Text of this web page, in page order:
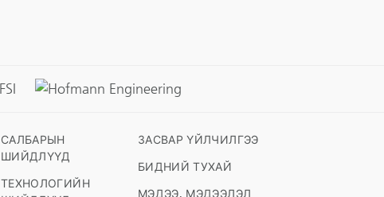
САЛБАРЫН
ШИЙДЛҮҮД
ТЕХНОЛОГИЙН
ЗАСВАР ҮЙЛЧИЛГЭЭ
БИДНИЙ ТУХАЙ